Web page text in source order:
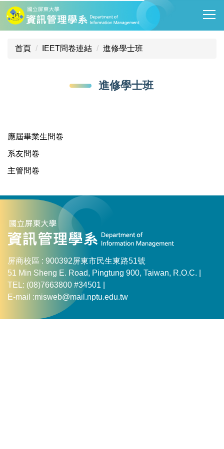
跳
到
主
首頁 IEET問卷連結 進修學士班
進修學士班
應屆畢業生問卷
系友問卷
主管問卷
屏商校區 : 900392屏東市民生東路51號
51 Min Sheng E. Road, Pingtung 900, Taiwan, R.O.C. |
TEL: (08)7663800 #34501 |
E-mail :misweb@mail.nptu.edu.tw